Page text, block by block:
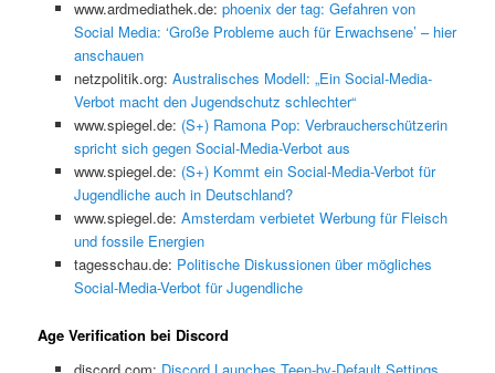
www.ardmediathek.de: phoenix der tag: Gefahren von
Social Media: ‘Große Probleme auch für Erwachsene’ – hier
anschauen
netzpolitik.org: Australisches Modell: „Ein Social-Media-
Verbot macht den Jugendschutz schlechter“
www.spiegel.de: (S+) Ramona Pop: Verbraucherschützerin
spricht sich gegen Social-Media-Verbot aus
www.spiegel.de: (S+) Kommt ein Social-Media-Verbot für
Jugendliche auch in Deutschland?
www.spiegel.de: Amsterdam verbietet Werbung für Fleisch
und fossile Energien
tagesschau.de: Politische Diskussionen über mögliches
Social-Media-Verbot für Jugendliche
Age Verification bei Discord